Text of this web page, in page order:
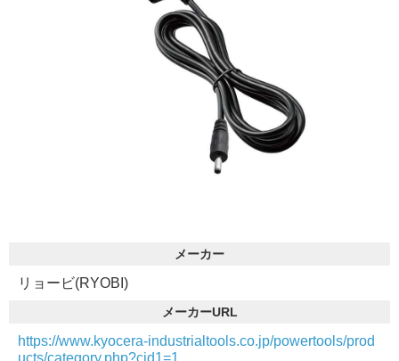
メーカー
リョービ(RYOBI)
メーカーURL
https://www.kyocera-industrialtools.co.jp/powertools/prod
ucts/category.php?cid1=1